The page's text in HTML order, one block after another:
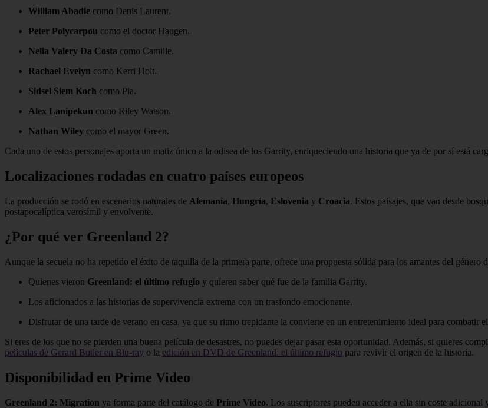
William Abadie como Denis Laurent.
Peter Polycarpou como el doctor Haugen.
Nelia Valery Da Costa como Camille.
Rachael Evelyn como Kerri Holt.
Sidsel Siem Koch como Pia.
Alex Lanipekun como Riley Watson.
Nathan Wiley como el mayor Green.
Cada uno de estos personajes aporta un matiz único a la odisea de los Garrity, enriqueciendo una historia que ya de por sí está
Localizaciones rodadas en cuatro países europeos
La producción se rodó en escenarios naturales de Alemania, Hungría, Eslovenia y Croacia. Estos paisajes, que van desde
postapocalíptica verosímil y envolvente.
¿Por qué ver Greenland 2?
Aunque la secuela no ha repetido el éxito de taquilla de la primera parte, ofrece una propuesta sólida para los amantes del género
Quienes vieron Greenland: el último refugio y quieren saber qué fue de la familia Garrity.
Los aficionados a las historias de supervivencia extrema con un trasfondo emocionante.
Disfrutar de una tarde de verano en casa, ya que su ritmo trepidante la convierte en un entretenimiento ideal para combatir
Si eres de los que no se pierden una buena película de desastres, no puedes dejar pasar esta oportunidad. Además, si quieres
películas de Gerard Butler en Blu-ray o la edición en DVD de Greenland: el último refugio para revivir el origen de la historia.
Disponibilidad en Prime Video
Greenland 2: Migration ya forma parte del catálogo de Prime Video. Los suscriptores pueden acceder a ella sin coste